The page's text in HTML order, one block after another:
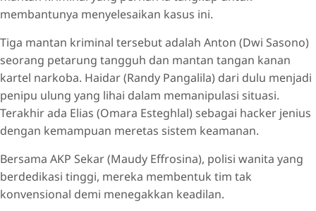
membantunya menyelesaikan kasus ini.
Tiga mantan kriminal tersebut adalah Anton (Dwi Sasono)
seorang petarung tangguh dan mantan tangan kanan
kartel narkoba. Haidar (Randy Pangalila) dari dulu menjadi
penipu ulung yang lihai dalam memanipulasi situasi.
Terakhir ada Elias (Omara Esteghlal) sebagai hacker jenius
dengan kemampuan meretas sistem keamanan.
Bersama AKP Sekar (Maudy Effrosina), polisi wanita yang
berdedikasi tinggi, mereka membentuk tim tak
konvensional demi menegakkan keadilan.